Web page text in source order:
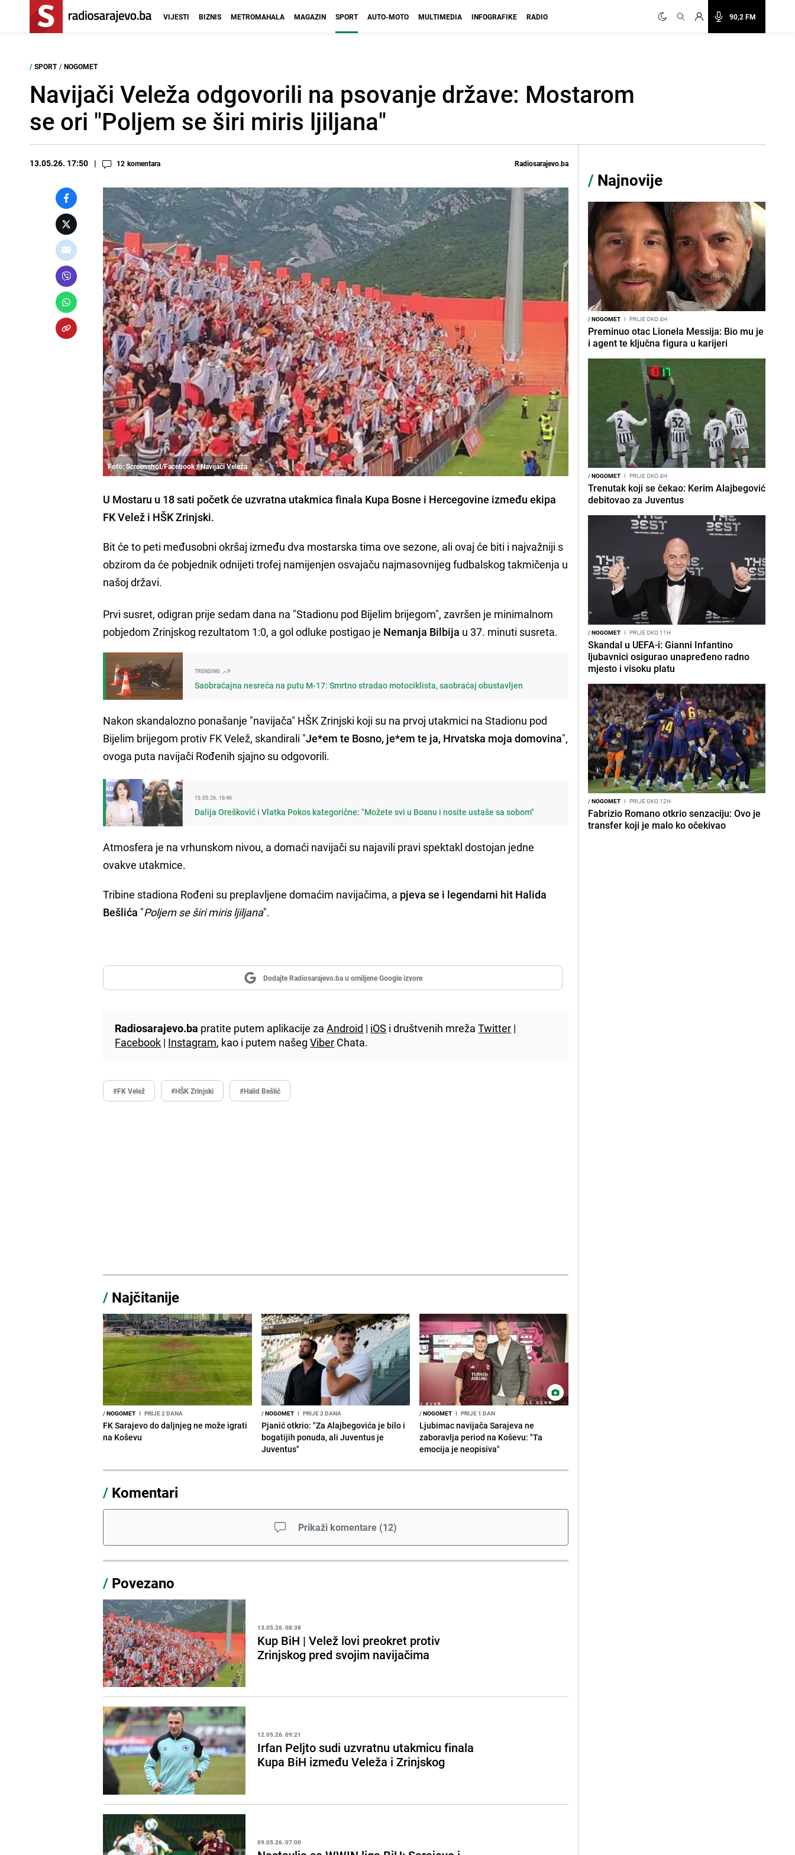
90,2 FM
VIJESTI BIZNIS METROMAHALA MAGAZIN SPORT AUTO-MOTO MULTIMEDIA INFOGRAFIKE RADIO
/ SPORT / NOGOMET
Navijači Veleža odgovorili na psovanje države: Mostarom
se ori "Poljem se širi miris ljiljana"
13.05.26. 17:50 12 komentara Radiosarajevo.ba
Foto: Screenshot/Facebook / Navijači Veleža
U Mostaru u 18 sati početk će uzvratna utakmica finala Kupa Bosne i Hercegovine između ekipa
FK Velež i HŠK Zrinjski.
Bit će to peti međusobni okršaj između dva mostarska tima ove sezone, ali ovaj će biti i najvažniji s
obzirom da će pobjednik odnijeti trofej namijenjen osvajaču najmasovnijeg fudbalskog takmičenja u
našoj državi.
Prvi susret, odigran prije sedam dana na "Stadionu pod Bijelim brijegom", završen je minimalnom
pobjedom Zrinjskog rezultatom 1:0, a gol odluke postigao je Nemanja Bilbija u 37. minuti susreta.
TRENDING
Saobraćajna nesreća na putu M-17: Smrtno stradao motociklista, saobraćaj obustavljen
Nakon skandalozno ponašanje "navijača" HŠK Zrinjski koji su na prvoj utakmici na Stadionu pod
Bijelim brijegom protiv FK Velež, skandirali "Je*em te Bosno, je*em te ja, Hrvatska moja domovina",
ovoga puta navijači Rođenih sjajno su odgovorili.
13.05.26. 16:46
Dalija Orešković i Vlatka Pokos kategorične: "Možete svi u Bosnu i nosite ustaše sa sobom"
Atmosfera je na vrhunskom nivou, a domaći navijači su najavili pravi spektakl dostojan jedne
ovakve utakmice.
Tribine stadiona Rođeni su preplavljene domaćim navijačima, a pjeva se i legendarni hit Halida
Bešlića "Poljem se širi miris ljiljana".
Dodajte Radiosarajevo.ba u omiljene Google izvore
Radiosarajevo.ba pratite putem aplikacije zaAndroid | iOS i društvenih mrežaTwitter |
Facebook | Instagram, kao i putem našegViber Chata.
#FK Velež #HŠK Zrinjski #Halid Bešlić
/ Najčitanije
/NOGOMET I PRIJE 2 DANA
FK Sarajevo do daljnjeg ne može igrati
na Koševu
/NOGOMET I PRIJE 2 DANA
Pjanić otkrio: "Za Alajbegovića je bilo i
bogatijih ponuda, ali Juventus je
Juventus"
/NOGOMET I PRIJE 1 DAN
Ljubimac navijača Sarajeva ne
zaboravlja period na Koševu: "Ta
emocija je neopisiva"
/ Komentari
Prikaži komentare (12)
/ Povezano
13.05.26. 08:38
Kup BiH | Velež lovi preokret protiv
Zrinjskog pred svojim navijačima
12.05.26. 09:21
Irfan Peljto sudi uzvratnu utakmicu finala
Kupa BiH između Veleža i Zrinjskog
09.05.26. 07:00
/ Najnovije
/NOGOMET I PRIJE OKO 4H
Preminuo otac Lionela Messija: Bio mu je
i agent te ključna figura u karijeri
/NOGOMET I PRIJE OKO 4H
Trenutak koji se čekao: Kerim Alajbegović
debitovao za Juventus
/NOGOMET I PRIJE OKO 11H
Skandal u UEFA-i: Gianni Infantino
ljubavnici osigurao unapređeno radno
mjesto i visoku platu
/NOGOMET I PRIJE OKO 12H
Fabrizio Romano otkrio senzaciju: Ovo je
transfer koji je malo ko očekivao